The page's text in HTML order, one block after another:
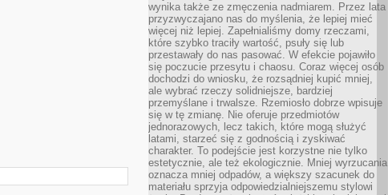
wynika także ze zmęczenia nadmiarem. Przez lata
przyzwyczajano nas do myślenia, że lepiej mieć
więcej niż lepiej. Zapełnialiśmy domy rzeczami,
które szybko traciły wartość, psuły się lub
przestawały do nas pasować. W efekcie pojawiło
się poczucie przesytu i chaosu. Coraz więcej osób
dochodzi do wniosku, że rozsądniej kupić mniej,
ale wybrać rzeczy solidniejsze, bardziej
przemyślane i trwalsze. Rzemiosło dobrze wpisuje
się w tę zmianę. Nie oferuje przedmiotów
jednorazowych, lecz takich, które mogą służyć
latami, starzeć się z godnością i zyskiwać
charakter. To podejście jest korzystne nie tylko
estetycznie, ale też ekologicznie. Mniej wyrzucania
oznacza mniej odpadów, a większy szacunek do
materiału sprzyja odpowiedzialniejszemu stylowi